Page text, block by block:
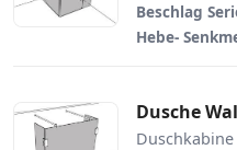
Beschlag
Hebe-
Dusche
Duschkabine